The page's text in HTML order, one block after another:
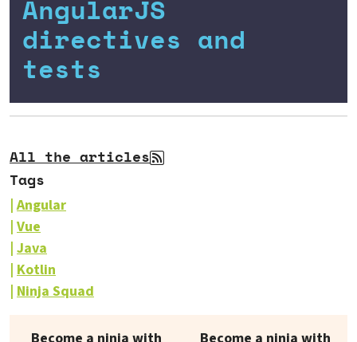
AngularJS
directives and
tests
All the articles
Tags
Angular
Vue
Java
Kotlin
Ninja Squad
Our books on sale
Become a ninja with
Become a ninja with